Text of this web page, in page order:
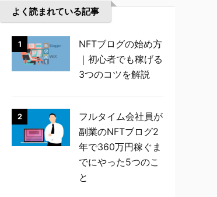
よく読まれている記事
1
NFTブログの始め方
｜初心者でも稼げる
3つのコツを解説
2
フルタイム会社員が
副業のNFTブログ2
年で360万円稼ぐま
でにやった5つのこ
と